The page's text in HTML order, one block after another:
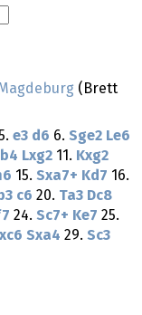
(Brett
e3 d6 6. Sge2 Le6
b4 Lxg2 11. Kxg2
15. Sxa7+ Kd7 16.
c6 20. Ta3 Dc8
24. Sc7+ Ke7 25.
Sxa4 29. Sc3